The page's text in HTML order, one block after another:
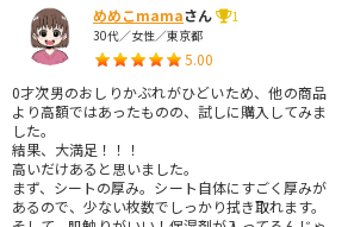
めめこmamaさん
1
30代／女性／東京都
5.00
0才次男のおしりかぶれがひどいため、他の商品
より高額ではあったものの、試しに購入してみま
した。
結果、大満足！！！
高いだけあると思いました。
まず、シートの厚み。シート自体にすごく厚みが
あるので、少ない枚数でしっかり拭き取れます。